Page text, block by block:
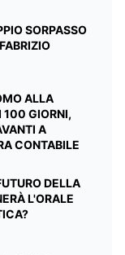
SORPASSO
ALLA
100 GIORNI,
A
CONTABILE
DELLA
L'ORALE